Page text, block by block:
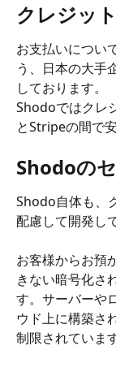
クレジッ
お支払いについ
う、日本の大手
しております。
Shodoではクレ
とStripeの間で
Shodoの
Shodo自体も、
配慮して開発し
お客様からお預
きない暗号化さ
す。サーバーや
ウド上に構築さ
制限されています